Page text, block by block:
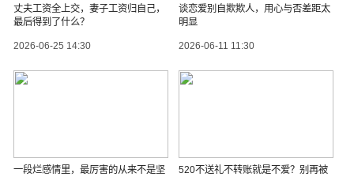
丈夫工资全上交，妻子工资归自己，
最后得到了什么？
2026-06-25 14:30
谈恋爱别自欺欺人，用心与否差距太
明显
2026-06-11 11:30
一段烂感情里，最厉害的从来不是坚
520不送礼不转账就是不爱？别再被